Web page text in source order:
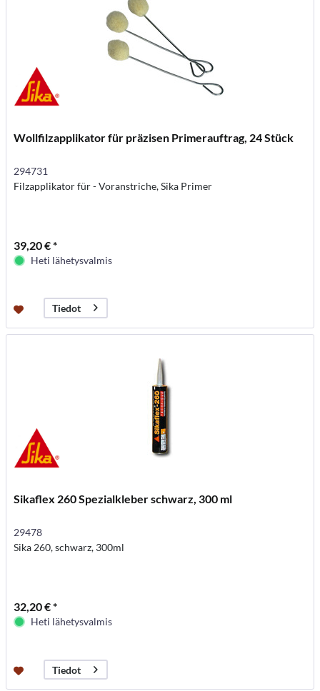
Wollfilzapplikator für präzisen Primerauftrag, 24 Stück
294731
Filzapplikator für - Voranstriche, Sika Primer
39,20 € *
Heti lähetysvalmis
Tiedot
Sikaflex 260 Spezialkleber schwarz, 300 ml
29478
Sika 260, schwarz, 300ml
32,20 € *
Heti lähetysvalmis
Tiedot